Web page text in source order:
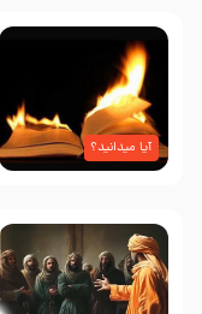
آیا میدانید؟